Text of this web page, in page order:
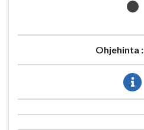
Ohjehinta :